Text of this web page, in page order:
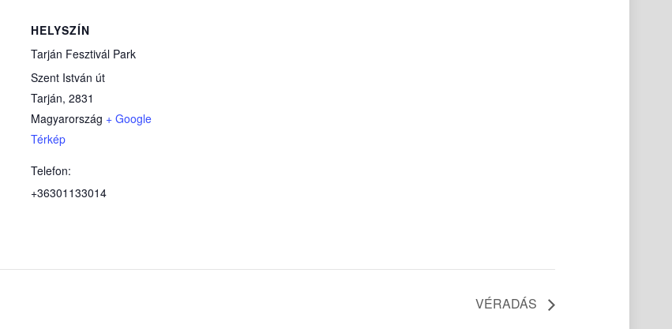
HELYSZÍN
Tarján Fesztivál Park
Szent István út
Tarján, 2831
Magyarország + Google
Térkép
Telefon:
+36301133014
VÉRADÁS